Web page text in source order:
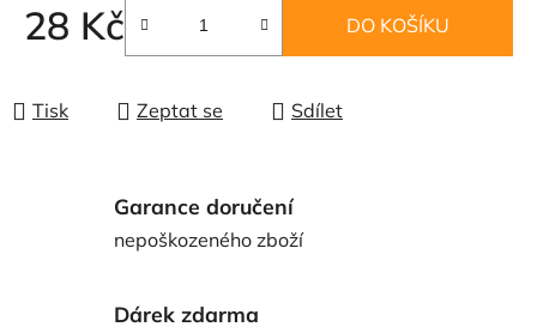
28 Kč
Měrná cena:
DO KOŠÍKU
Tisk Zeptat se Sdílet
Garance doručení
nepoškozeného zboží
Dárek zdarma